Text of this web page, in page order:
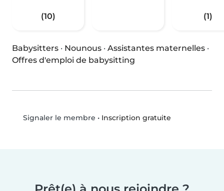
(10) (1)
Babysitters · Nounous · Assistantes maternelles ·
Offres d'emploi de babysitting
Signaler le membre • Inscription gratuite